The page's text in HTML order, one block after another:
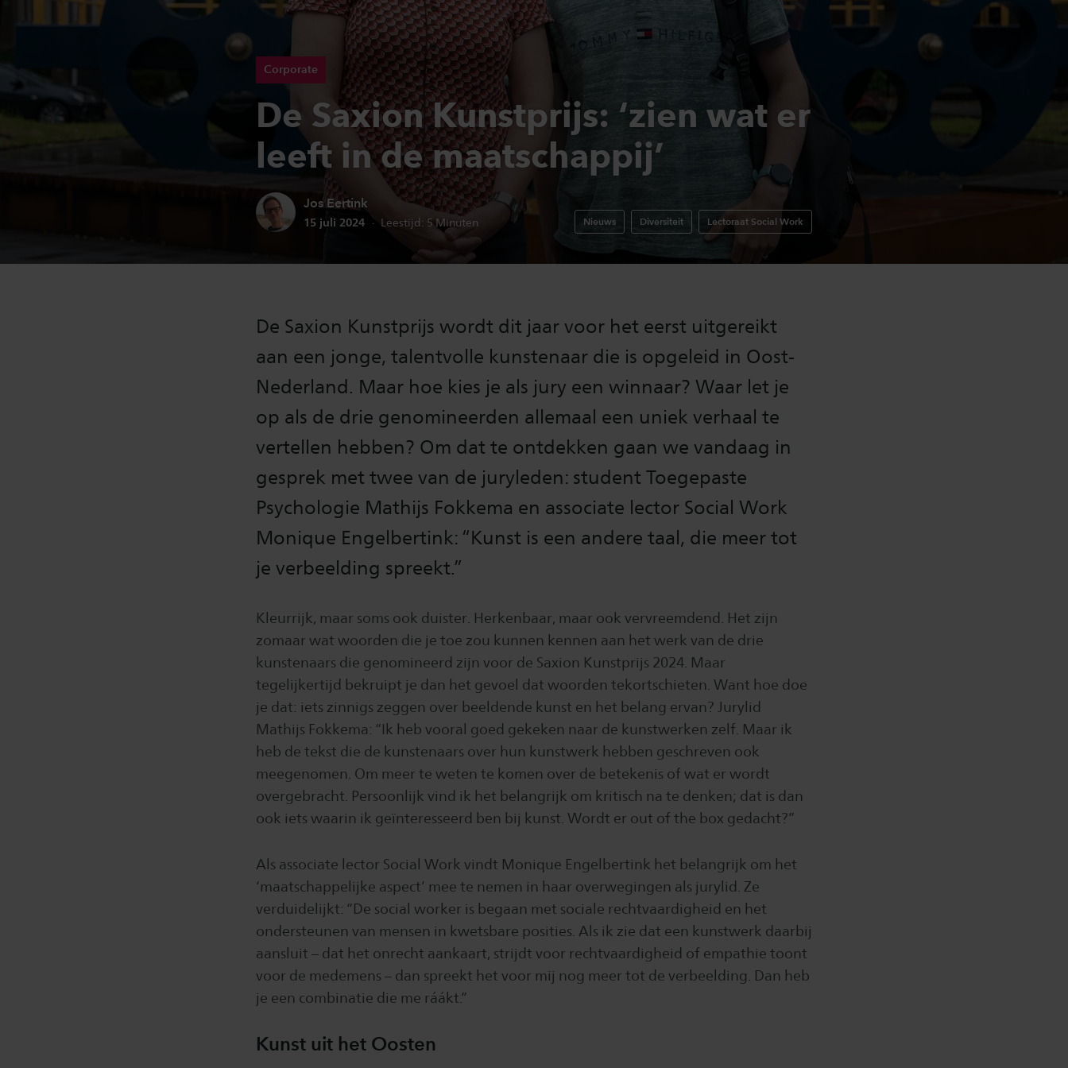
Corporate
De Saxion Kunstprijs: ‘zien wat er
leeft in de maatschappij’
Auteur:
Jos Eertink
Publicatiedatum:
15 juli 2024 Leestijd: 5 Minuten Nieuws Diversiteit Lectoraat Social Work
De Saxion Kunstprijs wordt dit jaar voor het eerst uitgereikt
aan een jonge, talentvolle kunstenaar die is opgeleid in Oost-
Nederland. Maar hoe kies je als jury een winnaar? Waar let je
op als de drie genomineerden allemaal een uniek verhaal te
vertellen hebben? Om dat te ontdekken gaan we vandaag in
gesprek met twee van de juryleden: student Toegepaste
Psychologie Mathijs Fokkema en associate lector Social Work
Monique Engelbertink: “Kunst is een andere taal, die meer tot
je verbeelding spreekt.”
Kleurrijk, maar soms ook duister. Herkenbaar, maar ook vervreemdend. Het zijn
zomaar wat woorden die je toe zou kunnen kennen aan het werk van de drie
kunstenaars die genomineerd zijn voor de Saxion Kunstprijs 2024. Maar
tegelijkertijd bekruipt je dan het gevoel dat woorden tekortschieten. Want hoe doe
je dat: iets zinnigs zeggen over beeldende kunst en het belang ervan? Jurylid
Mathijs Fokkema: “Ik heb vooral goed gekeken naar de kunstwerken zelf. Maar ik
heb de tekst die de kunstenaars over hun kunstwerk hebben geschreven ook
meegenomen. Om meer te weten te komen over de betekenis of wat er wordt
overgebracht. Persoonlijk vind ik het belangrijk om kritisch na te denken; dat is dan
ook iets waarin ik geïnteresseerd ben bij kunst. Wordt er out of the box gedacht?”
Als associate lector Social Work vindt Monique Engelbertink het belangrijk om het
‘maatschappelijke aspect’ mee te nemen in haar overwegingen als jurylid. Ze
verduidelijkt: “De social worker is begaan met sociale rechtvaardigheid en het
ondersteunen van mensen in kwetsbare posities. Als ik zie dat een kunstwerk daarbij
aansluit – dat het onrecht aankaart, strijdt voor rechtvaardigheid of empathie toont
voor de medemens – dan spreekt het voor mij nog meer tot de verbeelding. Dan heb
je een combinatie die me ráákt.”
Kunst uit het Oosten